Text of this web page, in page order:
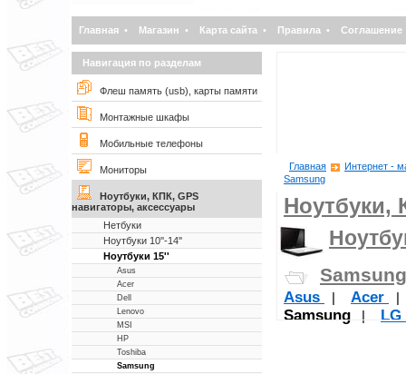
Главная • Магазин • Карта сайта • Правила • Соглашение
Навигация по разделам
Флеш память (usb), карты памяти
Монтажные шкафы
Мобильные телефоны
Мониторы
Ноутбуки, КПК, GPS
навигаторы, аксессуары
Нетбуки
Ноутбуки 10''-14''
Ноутбуки 15''
Asus
Acer
Dell
Lenovo
MSI
HP
Toshiba
Samsung
Главная
Интернет -
Samsung
Ноутбуки,
Samsung
Asus | Acer
Samsung | LG